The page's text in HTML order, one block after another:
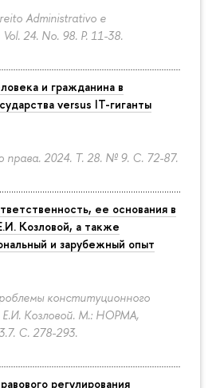
Administrativo e
24. No. 98. P. 11-38.
и гражданина в
versus IT-гиганты
права. 2024. Т. 28. № 9. С. 72-87.
ее основания в
Козловой, а также
и зарубежный опыт
конституционного
Козловой. М.: НОРМА,
С. 278-293.
регулирования